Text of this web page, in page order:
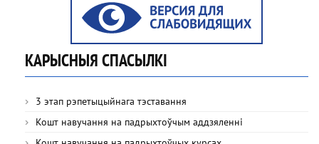
КАРЫСНЫЯ СПАСЫЛКІ
3 этап рэпетыцыйнага тэставання
Кошт навучання на падрыхтоўчым аддзяленні